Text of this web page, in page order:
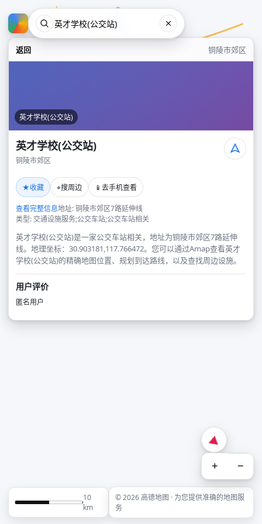
返回 铜陵市郊区
英才学校(公交站)
英才学校(公交站)
铜陵市郊区
★收藏 ⌖搜周边 📱 去手机查看
查看完整信息地址: 铜陵市郊区7路延伸线
类型: 交通设施服务;公交车站;公交车站相关
英才学校(公交站)是一家公交车站相关，地址为铜陵市郊区7路延伸
线。地理坐标：30.903181,117.766472。您可以通过Amap查看英才
学校(公交站)的精确地图位置、规划到达路线，以及查找周边设施。
用户评价
匿名用户
+ −
10
km
© 2026 高德地图 · 为您提供准确的地图服
务